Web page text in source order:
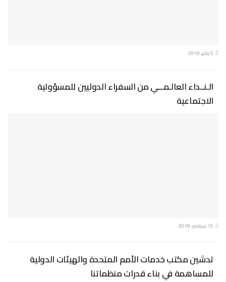
الـنــداء العالـمـــي من السفراء الدوليين للمسؤولية
الاجتماعية
تدشين مكتب خدمات الأمم المتحدة والهيئات الدولية
للمساهمة في بناء قدرات منظماتنا